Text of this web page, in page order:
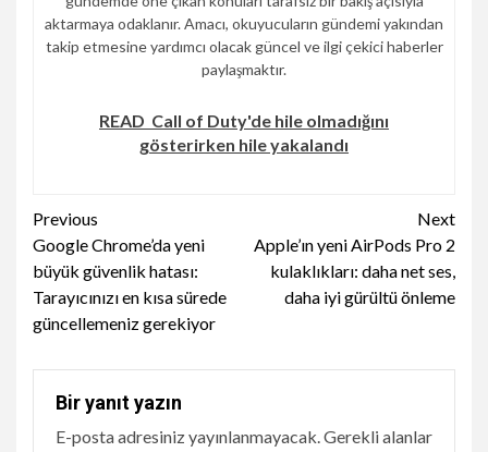
aktarmaya odaklanır. Amacı, okuyucuların gündemi yakından
takip etmesine yardımcı olacak güncel ve ilgi çekici haberler
paylaşmaktır.
READ Call of Duty'de hile olmadığını
gösterirken hile yakalandı
Continue
Reading
Previous
Google Chrome’da yeni
büyük güvenlik hatası:
Tarayıcınızı en kısa sürede
güncellemeniz gerekiyor
Next
Apple’ın yeni AirPods Pro 2
kulaklıkları: daha net ses,
daha iyi gürültü önleme
Bir yanıt yazın
E-posta adresiniz yayınlanmayacak. Gerekli alanlar